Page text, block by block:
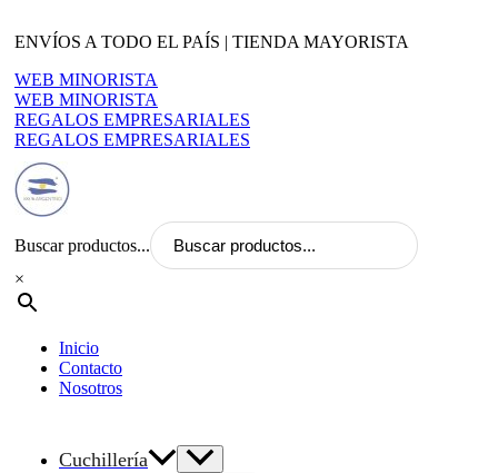
al
ENVÍOS A TODO EL PAÍS | TIENDA MAYORISTA
WEB MINORISTA
WEB MINORISTA
REGALOS EMPRESARIALES
REGALOS EMPRESARIALES
Buscar productos...
×
Inicio
Contacto
Nosotros
Cuchillería